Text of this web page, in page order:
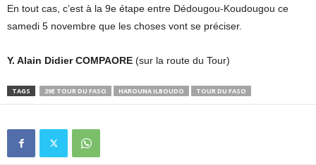
En tout cas, c’est à la 9e étape entre Dédougou-Koudougou ce
samedi 5 novembre que les choses vont se préciser.
Y. Alain Didier COMPAORE (sur la route du Tour)
TAGS 29E TOUR DU FASO HAROUNA ILBOUDO TOUR DU FASO